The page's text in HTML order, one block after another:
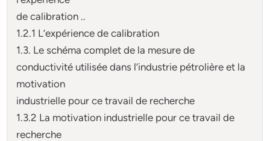
de calibration ..
1.2.1 L’expérience de calibration
1.3. Le schéma complet de la mesure de
conductivité utilisée dans l’industrie pétrolière et la
motivation
industrielle pour ce travail de recherche
1.3.2 La motivation industrielle pour ce travail de
recherche